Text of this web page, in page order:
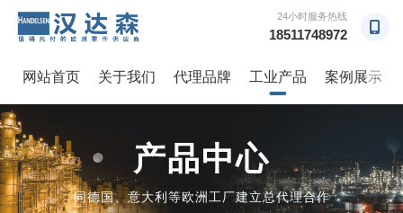
24小时服务热线
18511748972
→
网站首页 关于我们 代理品牌 工业产品 案例展示
产品中心
同德国、意大利等欧洲工厂建立总代理合作